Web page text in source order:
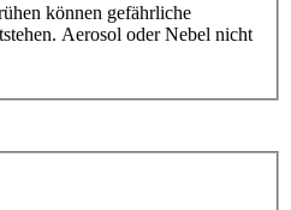
können gefährliche
Aerosol oder Nebel nicht